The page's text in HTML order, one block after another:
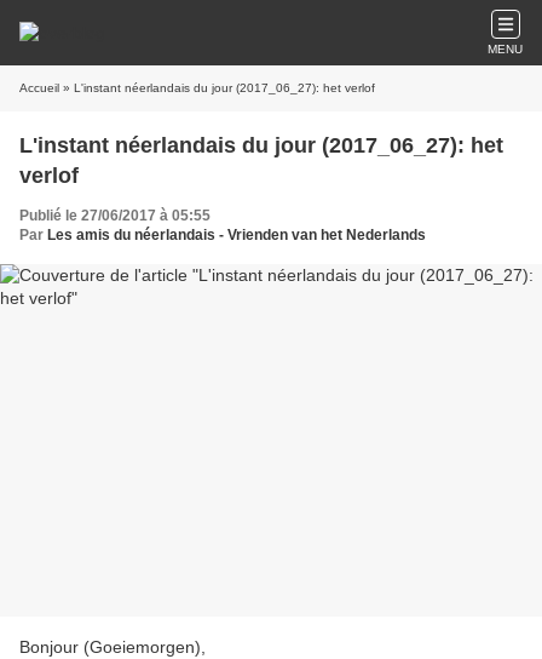
MENU
Accueil » L'instant néerlandais du jour (2017_06_27): het verlof
L'instant néerlandais du jour (2017_06_27): het
verlof
Publié le 27/06/2017 à 05:55
Par Les amis du néerlandais - Vrienden van het Nederlands
Bonjour (Goeiemorgen),